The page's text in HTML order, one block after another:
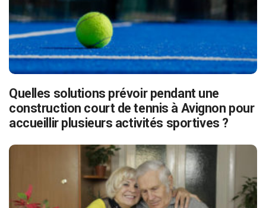
Quelles solutions prévoir pendant une
construction court de tennis à Avignon pour
accueillir plusieurs activités sportives ?